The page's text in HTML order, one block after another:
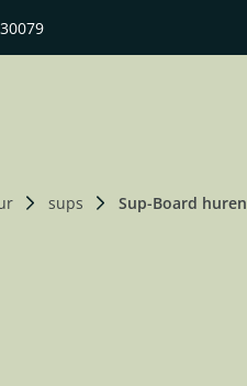
sups Sup-Board huren